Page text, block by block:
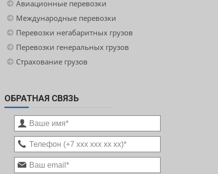
Авиационные перевозки
Международные перевозки
Перевозки негабаритных грузов
Перевозки генеральных грузов
Страхование грузов
ОБРАТНАЯ СВЯЗЬ